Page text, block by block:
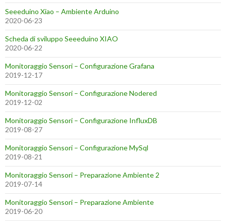
Seeeduino Xiao – Ambiente Arduino
2020-06-23
Scheda di sviluppo Seeeduino XIAO
2020-06-22
Monitoraggio Sensori – Configurazione Grafana
2019-12-17
Monitoraggio Sensori – Configurazione Nodered
2019-12-02
Monitoraggio Sensori – Configurazione InfluxDB
2019-08-27
Monitoraggio Sensori – Configurazione MySql
2019-08-21
Monitoraggio Sensori – Preparazione Ambiente 2
2019-07-14
Monitoraggio Sensori – Preparazione Ambiente
2019-06-20